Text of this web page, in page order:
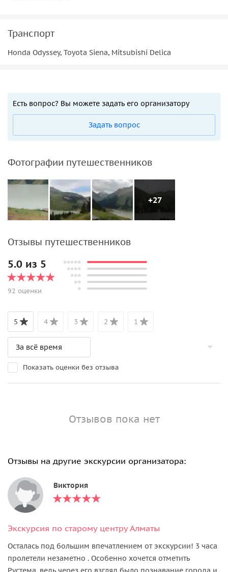
Транспорт
Honda Odyssey, Toyota Siena, Mitsubishi Delica
Есть вопрос? Вы можете задать его организатору
Задать вопрос
Фотографии путешественников
+27
Отзывы путешественников
5.0 из 5
92 оценки
5 4 3 2 1
Показать оценки без отзыва
Отзывов пока нет
Отзывы на другие экскурсии организатора:
Виктория
Экскурсия по старому центру Алматы
Осталась под большим впечатлением от экскурсии! 3 часа
пролетели незаметно . Особенно хочется отметить